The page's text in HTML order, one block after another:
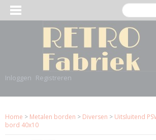
Inloggen Registreren
Home > Metalen borden > Diversen > Uitsluitend
bord 40x10